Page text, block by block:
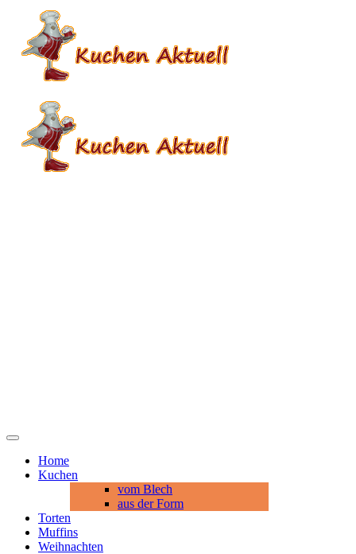
Home
Kuchen
vom Blech
aus der Form
Torten
Muffins
Weihnachten